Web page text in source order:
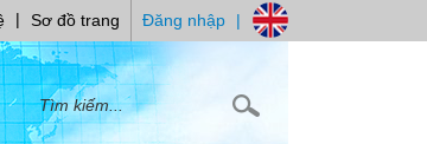
| Sơ đồ trang Đăng nhập |